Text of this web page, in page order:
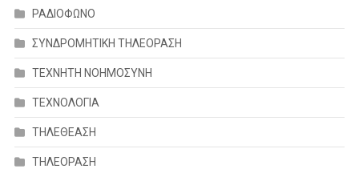
ΡΑΔΙΟΦΩΝΟ
ΣΥΝΔΡΟΜΗΤΙΚΗ ΤΗΛΕΟΡΑΣΗ
ΤΕΧΝΗΤΗ ΝΟΗΜΟΣΥΝΗ
ΤΕΧΝΟΛΟΓΙΑ
ΤΗΛΕΘΕΑΣΗ
ΤΗΛΕΟΡΑΣΗ